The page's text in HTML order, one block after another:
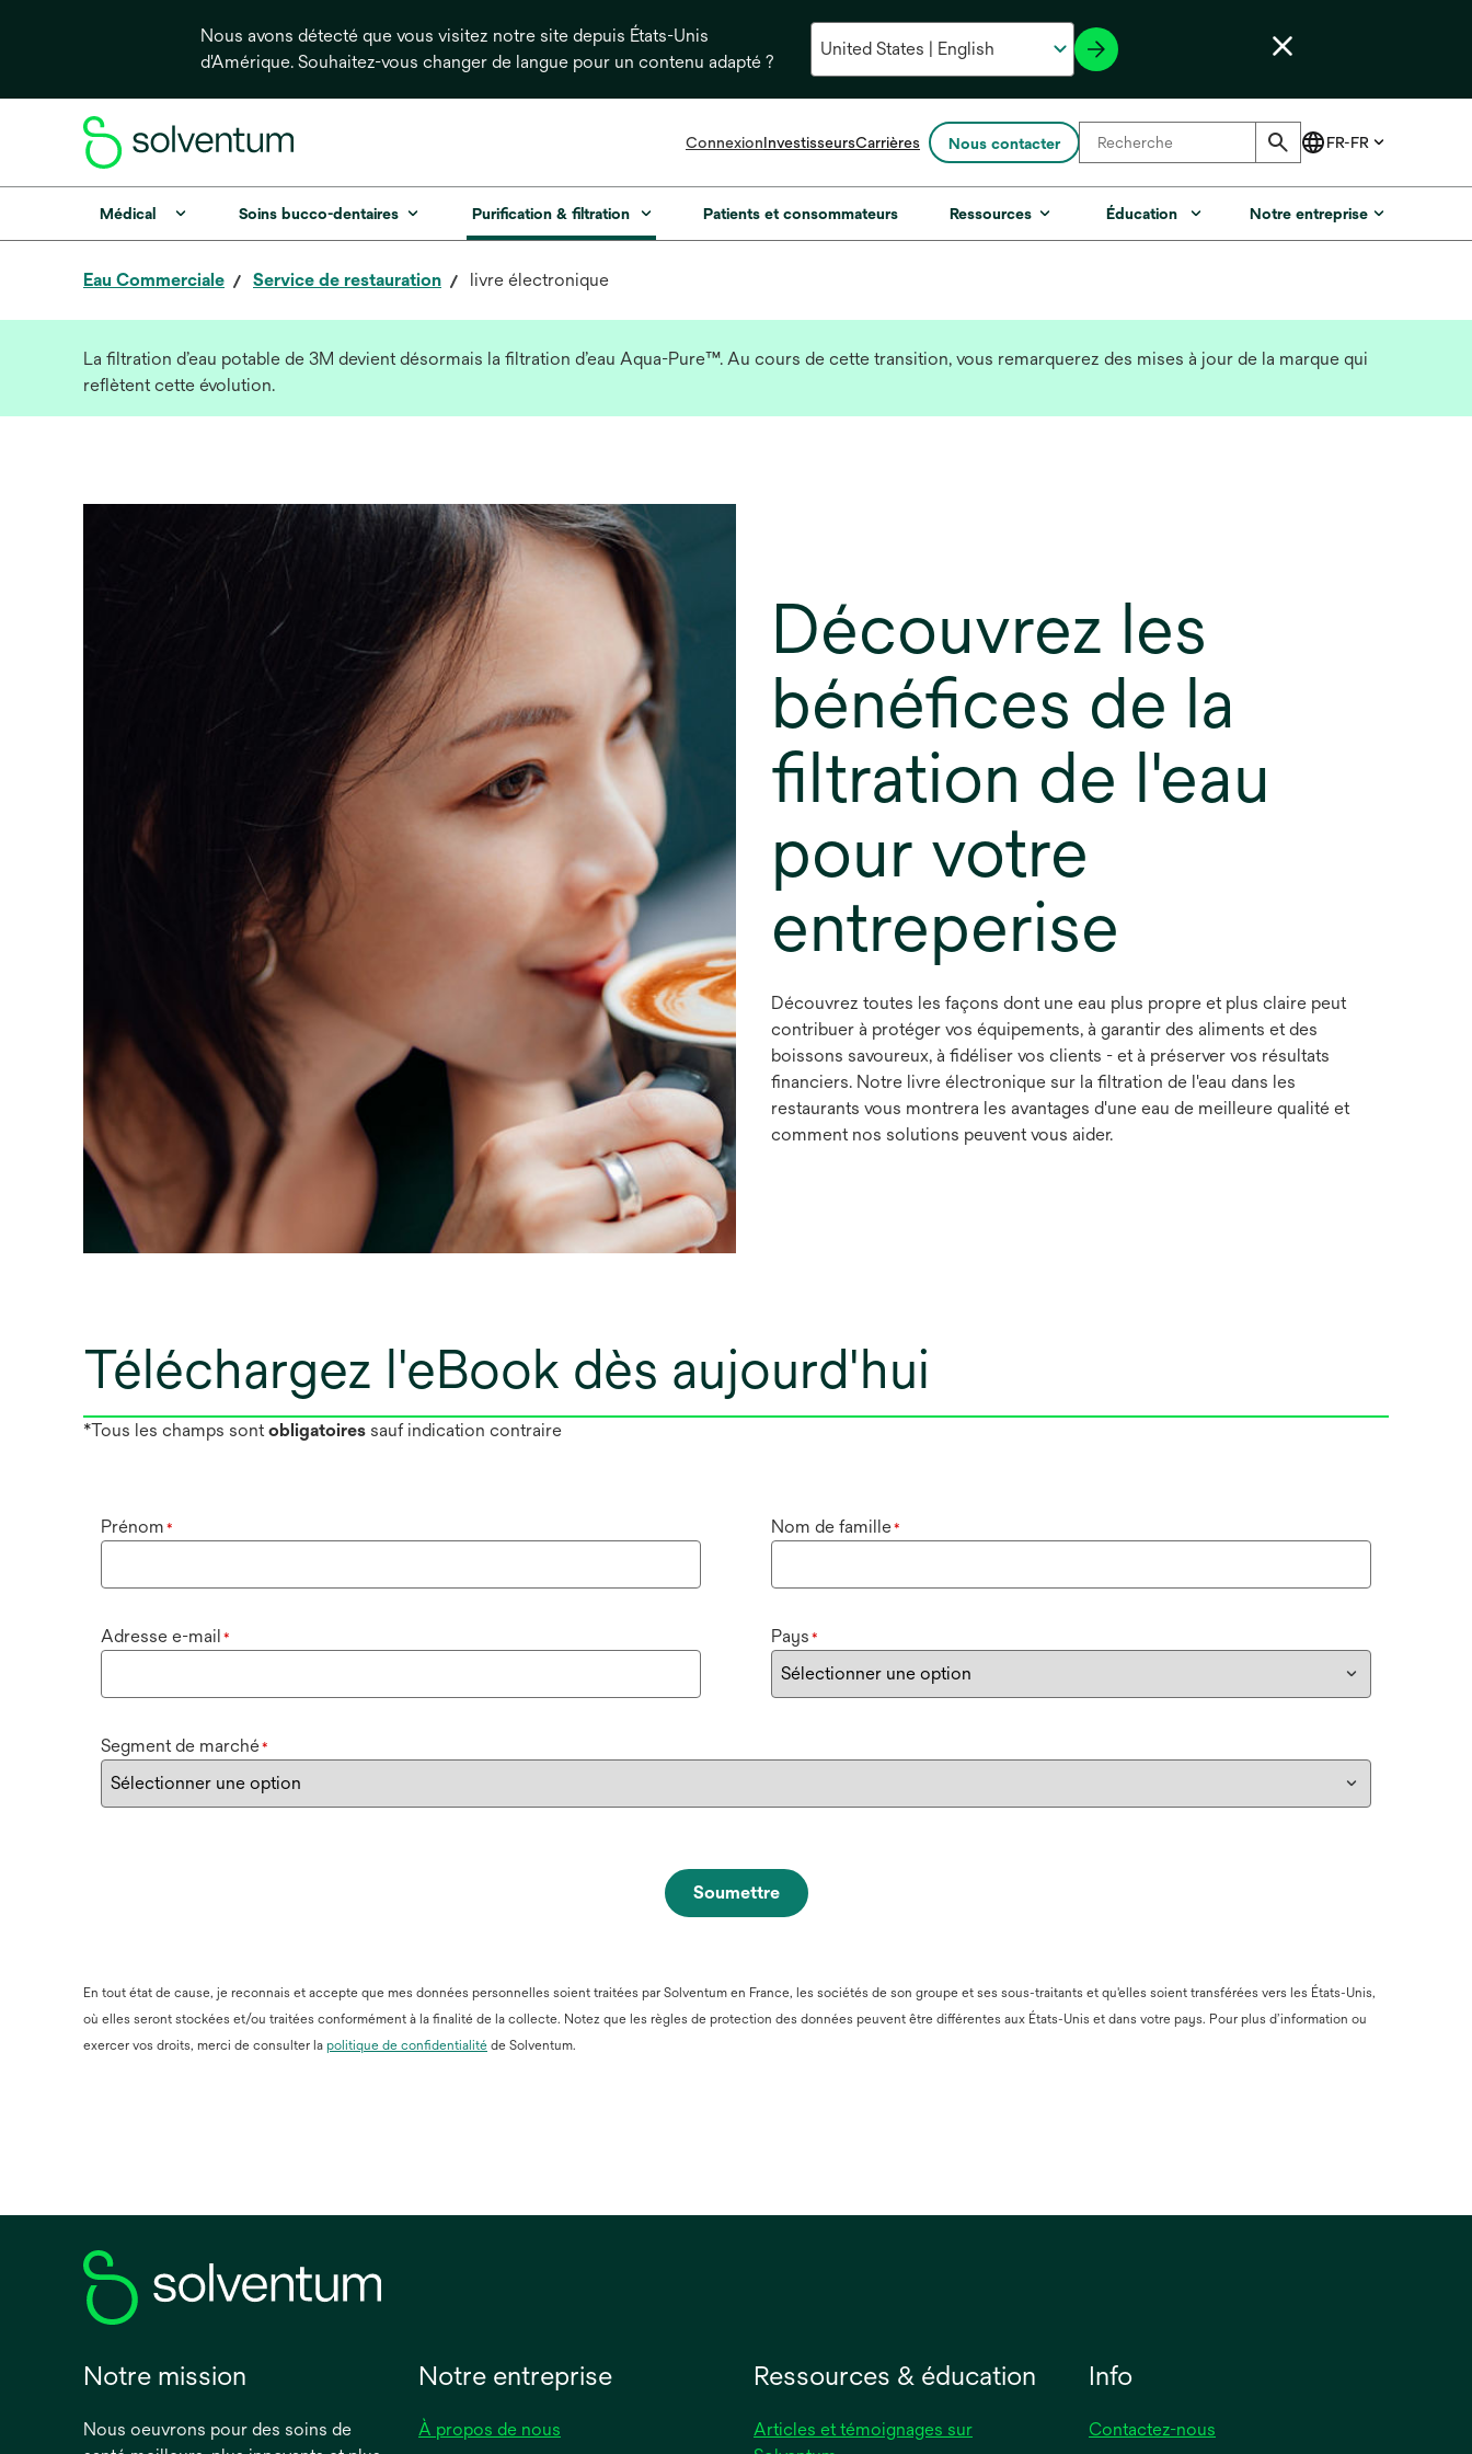
Nous avons détecté que vous visitez notre site depuis États-Unis
d'Amérique. Souhaitez-vous changer de langue pour un contenu adapté ?
ConnexionInvestisseurss’ouvre
un
nouvel
Carrières Nous contacter
Médical Soins bucco-dentaires Purification & filtration Patients et consommateurs Ressources Éducation Notre entreprise
Eau Commerciale Service de restauration livre électronique
La filtration d’eau potable de 3M devient désormais la filtration d’eau Aqua-Pure™. Au cours de cette transition, vous remarquerez des mises à jour de la marque qui
reflètent cette évolution.
Découvrez les
bénéfices de la
filtration de l'eau
pour votre
entreperise
Découvrez toutes les façons dont une eau plus propre et plus claire peut
contribuer à protéger vos équipements, à garantir des aliments et des
boissons savoureux, à fidéliser vos clients - et à préserver vos résultats
financiers. Notre livre électronique sur la filtration de l'eau dans les
restaurants vous montrera les avantages d'une eau de meilleure qualité et
comment nos solutions peuvent vous aider.
Téléchargez l'eBook dès aujourd'hui
*Tous les champs sontobligatoires sauf indication contraire
Prénom * Nom de famille*
Adresse e-mail * Pays *
Segment de marché*
Soumettre
En tout état de cause, je reconnais et accepte que mes données personnelles soient traitées par Solventum en France, les sociétés de son groupe et ses sous-traitants et qu'elles soient transférées vers les États-Unis,
où elles seront stockées et/ou traitées conformément à la finalité de la collecte. Notez que les règles de protection des données peuvent être différentes aux États-Unis et dans votre pays. Pour plus d’information ou
exercer vos droits, merci de consulter la politique de confidentialité s’ouvre
de Solventum.
Notre mission
Nous oeuvrons pour des soins de
Notre entreprise
À propos de nous
Ressources & éducation
Articles et témoignages sur
Info
Contactez-nous